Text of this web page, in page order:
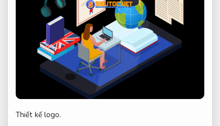
Thiết kế logo.